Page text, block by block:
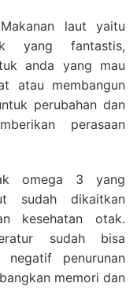
Makanan laut yaitu
yang fantastis,
anda yang mau
atau membangun
perubahan dan
perasaan
omega 3 yang
sudah dikaitkan
kesehatan otak.
sudah bisa
negatif penurunan
memori dan